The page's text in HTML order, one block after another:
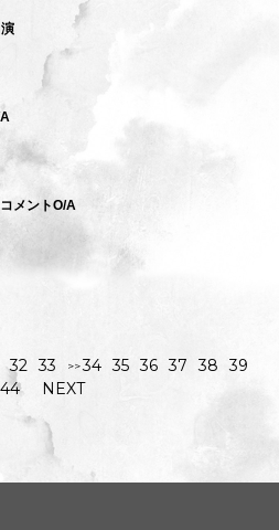
メントO/A
32 33 34 35 36 37 38
39
44 NEXT